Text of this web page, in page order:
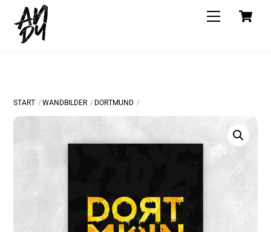
content
Menu
START WANDBILDER DORTMUND